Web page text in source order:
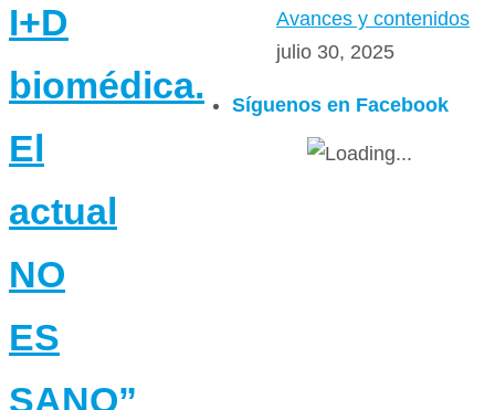
I+D
biomédica.
El
actual
NO
ES
SANO”
Avances y contenidos
julio 30, 2025
Síguenos en Facebook